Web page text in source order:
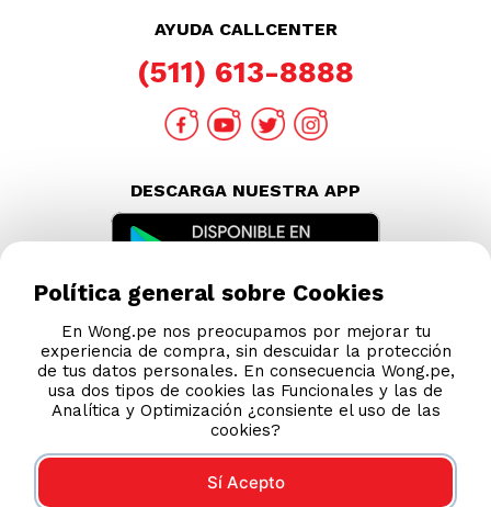
AYUDA CALLCENTER
(511) 613-8888
DESCARGA NUESTRA APP
Política general sobre Cookies
En Wong.pe nos preocupamos por mejorar tu
experiencia de compra, sin descuidar la protección
de tus datos personales. En consecuencia Wong.pe,
usa dos tipos de cookies las Funcionales y las de
Analítica y Optimización ¿consiente el uso de las
cookies?
Sí Acepto